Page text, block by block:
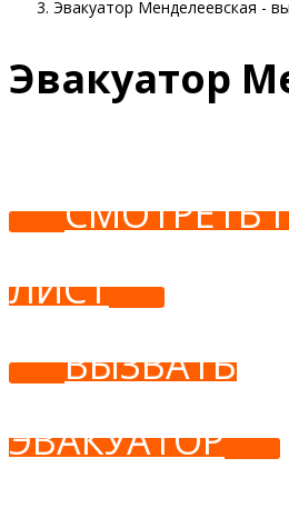
Эвакуатор Менделеевская -
Эвакуатор
СМОТРЕТЬ
ЛИСТ
ВЫЗВАТЬ
ЭВАКУАТОР